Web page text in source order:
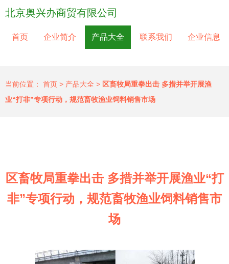
北京奥兴办商贸有限公司
首页 企业简介 产品大全 联系我们 企业信息
当前位置： 首页 > 产品大全 > 区畜牧局重拳出击 多措并举开展渔
业“打非”专项行动，规范畜牧渔业饲料销售市场
区畜牧局重拳出击 多措并举开展渔业“打
非”专项行动，规范畜牧渔业饲料销售市
场